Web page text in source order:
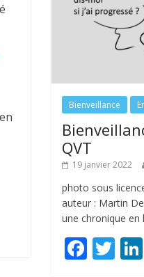
Bienveillance
QVT
19 janvier 2022
photo sous
auteur : Martin
une chronique en
F T